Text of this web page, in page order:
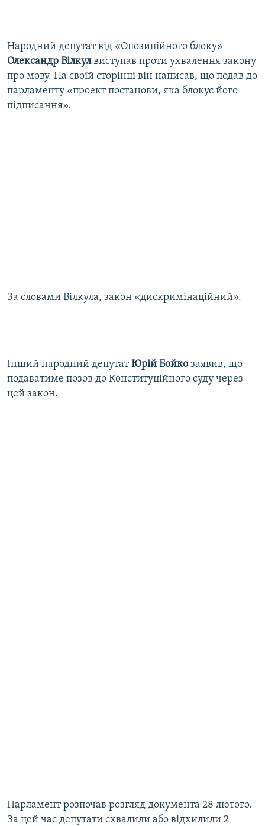
Народний депутат від «Опозиційного блоку»
Олександр Вілкулвиступав проти ухвалення закону
про мову. На своїй сторінці він написав, що подав до
парламенту «проект постанови, яка блокує його
підписання».
За словами Вілкула, закон «дискримінаційний».
Інший народний депутатЮрій Бойко заявив, що
подаватиме позов до Конституційного суду через
цей закон.
Парламент розпочав розгляд документа 28 лютого.
За цей час депутати схвалили або відхилили 2